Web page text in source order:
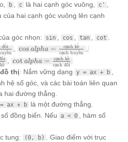
\cdot
\text{bc''}
+
b c là hai cạnh góc vuông, c'
của hai cạnh góc vuông lên cạnh
góc nhọn:
sin cos tan cot
e
ˆ
ˋn
đo
ˆ
ˊi
\cos alpha =
\frac{\text{cạnh
kề}}{\text{cạnh
huyền}}
cos alpha =
cạnh huye
ˆ
ˋn
cạnh ke
ˆ
ˋ
{\text{cạnh
kề}}
e
ˆ
ˋ
o
ˆ
ˊi , \cot alpha =
\frac{\text{cạnh
kề}}{\text{cạnh
đối}}
cot alpha =
cạnh đo
ˆ
ˊi
cạnh ke
ˆ
ˋ
thị: Nắm vững dạng y = ax + b ,
hệ số góc, và các bài toán liên quan
hai đường thẳng.
ax + b là một đường thẳng.
đồng biến. Nếu a < 0 , hàm số
tung:
(0, b) . Giao điểm với trục